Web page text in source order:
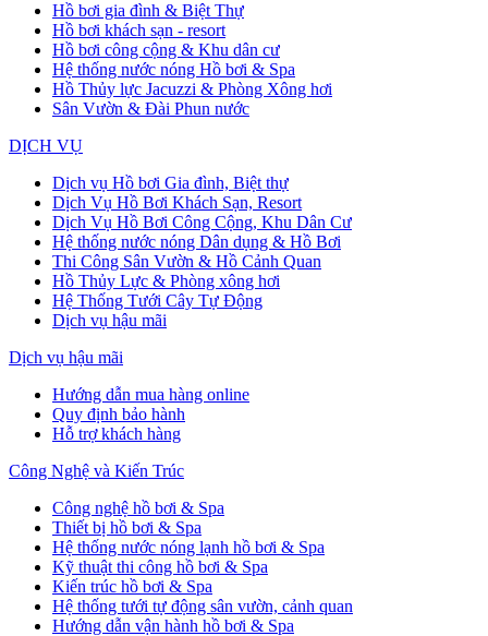
Hồ bơi gia đình & Biệt Thự
Hồ bơi khách sạn - resort
Hồ bơi công cộng & Khu dân cư
Hệ thống nước nóng Hồ bơi & Spa
Hồ Thủy lực Jacuzzi & Phòng Xông hơi
Sân Vườn & Đài Phun nước
DỊCH VỤ
Dịch vụ Hồ bơi Gia đình, Biệt thự
Dịch Vụ Hồ Bơi Khách Sạn, Resort
Dịch Vụ Hồ Bơi Công Cộng, Khu Dân Cư
Hệ thống nước nóng Dân dụng & Hồ Bơi
Thi Công Sân Vườn & Hồ Cảnh Quan
Hồ Thủy Lực & Phòng xông hơi
Hệ Thống Tưới Cây Tự Động
Dịch vụ hậu mãi
Dịch vụ hậu mãi
Hướng dẫn mua hàng online
Quy định bảo hành
Hỗ trợ khách hàng
Công Nghệ và Kiến Trúc
Công nghệ hồ bơi & Spa
Thiết bị hồ bơi & Spa
Hệ thống nước nóng lạnh hồ bơi & Spa
Kỹ thuật thi công hồ bơi & Spa
Kiến trúc hồ bơi & Spa
Hệ thống tưới tự động sân vườn, cảnh quan
Hướng dẫn vận hành hồ bơi & Spa